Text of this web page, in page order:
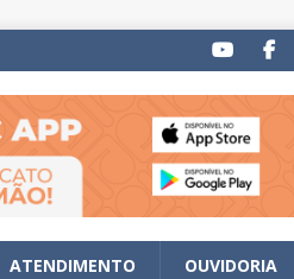
ATENDIMENTO OUVIDORIA